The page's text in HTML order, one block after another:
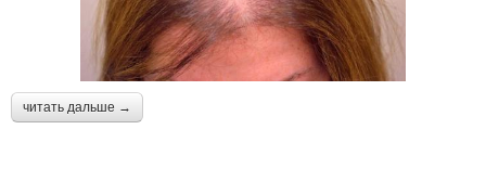
читать дальше →